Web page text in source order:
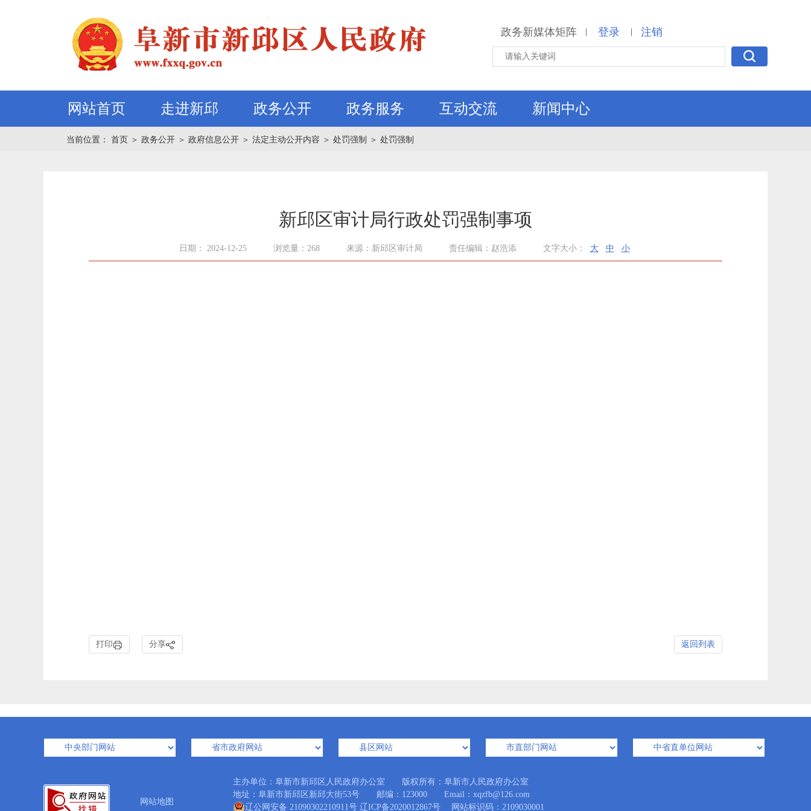
政务新媒体矩阵 | 登录 | 注销
网站首页 走进新邱 政务公开 政务服务 互动交流 新闻中心
当前位置： 首页 ＞ 政务公开 ＞ 政府信息公开 ＞ 法定主动公开内容 ＞ 处罚强制 ＞ 处罚强制
新邱区审计局行政处罚强制事项
日期： 2024-12-25 浏览量：268 来源：新邱区审计局 责任编辑：赵浩添 文字大小： 大 中 小
打印 分享 返回列表
网站地图
主办单位：阜新市新邱区人民政府办公室 版权所有：阜新市人民政府办公室
地址：阜新市新邱区新邱大街53号 邮编：123000 Email：xqzfb@126.com
辽公网安备 21090302210911号 辽ICP备2020012867号 网站标识码：2109030001